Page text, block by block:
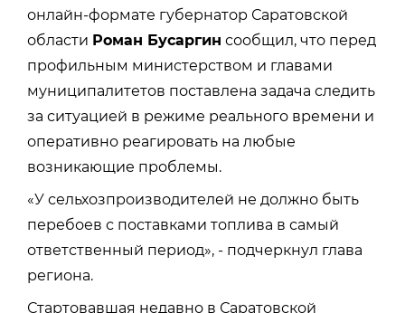
онлайн-формате губернатор Саратовской
области Роман Бусаргин сообщил, что перед
профильным министерством и главами
муниципалитетов поставлена задача следить
за ситуацией в режиме реального времени и
оперативно реагировать на любые
возникающие проблемы.
«У сельхозпроизводителей не должно быть
перебоев с поставками топлива в самый
ответственный период», - подчеркнул глава
региона.
Стартовавшая недавно в Саратовской